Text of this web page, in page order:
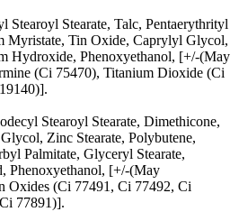
Stearoyl Stearate, Talc, Pentaerythrityl
Myristate, Tin Oxide, Caprylyl Glycol,
Hydroxide, Phenoxyethanol, [+/-(May
(Ci 75470), Titanium Dioxide (Ci
Stearoyl Stearate, Dimethicone,
Zinc Stearate, Polybutene,
Palmitate, Glyceryl Stearate,
Phenoxyethanol, [+/-(May
Oxides (Ci 77491, Ci 77492, Ci
77891)].